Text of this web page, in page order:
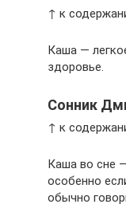
↑ к
Каша —
здоровье.
Сонник
↑ к
Каша во сне
особенно
обычно